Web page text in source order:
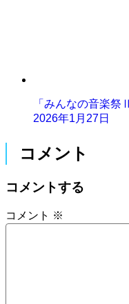
「みんなの音楽
2026年1月27日
コメント
コメントする
コメント ※